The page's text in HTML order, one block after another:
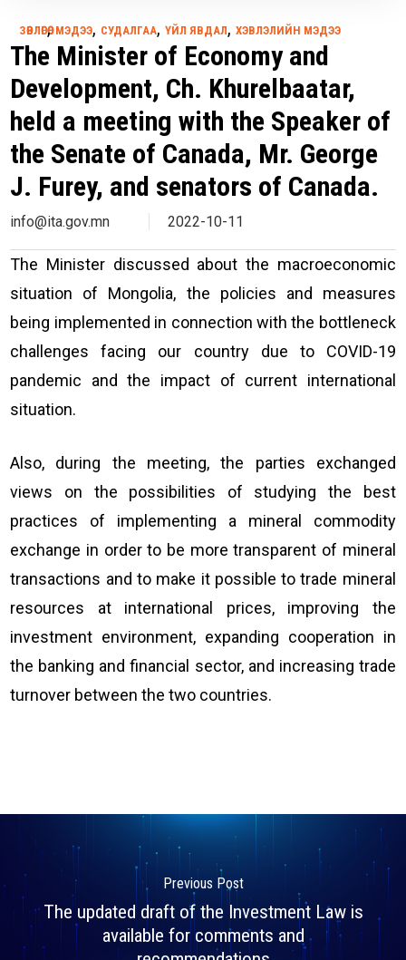
ЗӨВЛӨГӨӨ,МЭДЭЭ, СУДАЛГАА,ҮЙЛ ЯВДАЛ,ХЭВЛЭЛИЙН МЭДЭЭ
The Minister of Economy and
Development, Ch. Khurelbaatar,
held a meeting with the Speaker of
the Senate of Canada, Mr. George
J. Furey, and senators of Canada.
info@ita.gov.mn 2022-10-11
The Minister discussed about the macroeconomic
situation of Mongolia, the policies and measures
being implemented in connection with the bottleneck
challenges facing our country due to COVID-19
pandemic and the impact of current international
situation.
Also, during the meeting, the parties exchanged
views on the possibilities of studying the best
practices of implementing a mineral commodity
exchange in order to be more transparent of mineral
transactions and to make it possible to trade mineral
resources at international prices, improving the
investment environment, expanding cooperation in
the banking and financial sector, and increasing trade
turnover between the two countries.
Previous Post
The updated draft of the Investment Law is
available for comments and